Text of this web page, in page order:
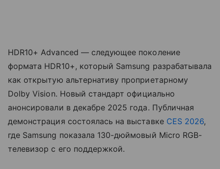
HDR10+ Advanced — следующее поколение
формата HDR10+, который Samsung разрабатывала
как открытую альтернативу проприетарному
Dolby Vision. Новый стандарт официально
анонсировали в декабре 2025 года. Публичная
демонстрация состоялась на выставке CES 2026,
где Samsung показала 130-дюймовый Micro RGB-
телевизор с его поддержкой.